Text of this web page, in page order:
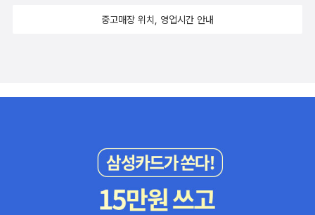
중고매장 위치, 영업시간 안내